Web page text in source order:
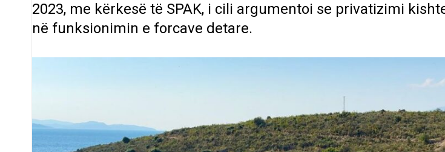
2023, me kërkesë të SPAK, i cili argumentoi se privatizimi
në funksionimin e forcave detare.